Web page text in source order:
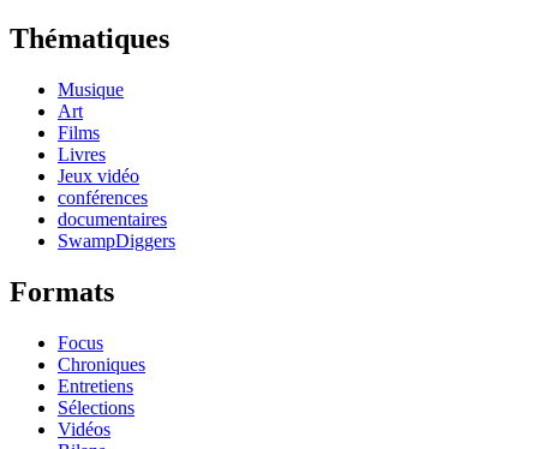
Thématiques
Musique
Art
Films
Livres
Jeux vidéo
conférences
documentaires
SwampDiggers
Formats
Focus
Chroniques
Entretiens
Sélections
Vidéos